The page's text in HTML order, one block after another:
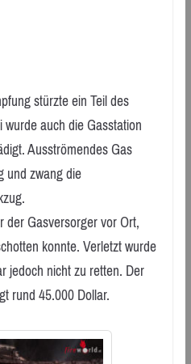
stürzte ein Teil des
auch die Gasstation
Ausströmendes Gas
und zwang die
Gasversorger vor Ort,
konnte. Verletzt wurde
jedoch nicht zu retten. Der
rund 45.000 Dollar.